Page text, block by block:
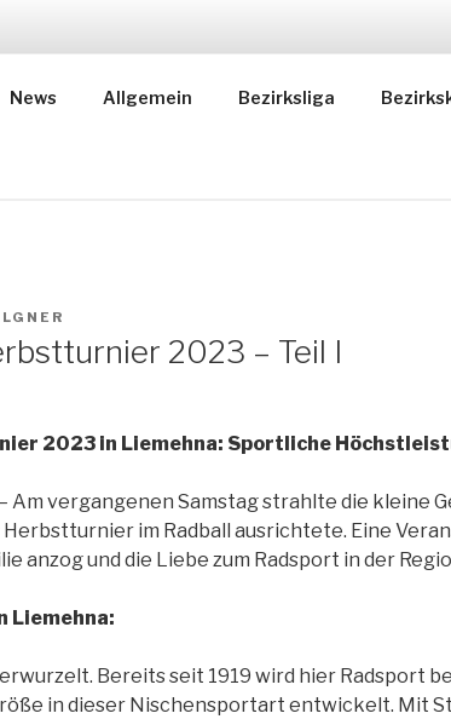
auf Instagram und
RADBALLCLUB
News Allgemein Bezirksliga
2023 – Teil I
2023 in Liemehna: Sportliche
– Am vergangenen Samstag strahlte die kleine
Herbstturnier im Radball ausrichtete. Eine
anzog und die Liebe zum Radsport in der
Liemehna:
Bereits seit 1919 wird hier Radsport
in dieser Nischensportart entwickelt. Mit